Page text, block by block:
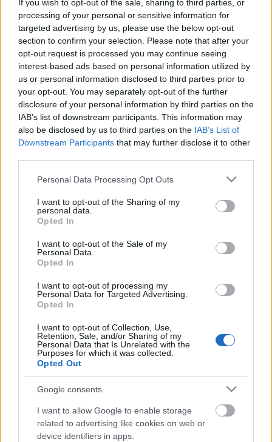
If you wish to opt-out of the sale, sharing to third parties, or
processing of your personal or sensitive information for
targeted advertising by us, please use the below opt-out
section to confirm your selection. Please note that after your
opt-out request is processed you may continue seeing
interest-based ads based on personal information utilized by
us or personal information disclosed to third parties prior to
your opt-out. You may separately opt-out of the further
disclosure of your personal information by third parties on the
IAB’s list of downstream participants. This information may
also be disclosed by us to third parties on the IAB’s List of
Downstream Participants that may further disclose it to other
Please note that this website/app uses one or more Google
not limited to your visit or usage behaviour. You may click to
grant or deny consent to Google and its third-party tags to
use your data for below specified purposes in below Google
consent section.
Personal Data Processing Opt Outs
I want to opt-out of the Sharing of my
personal data.
Opted In
I want to opt-out of the Sale of my
Personal Data.
Opted In
I want to opt-out of processing my
Personal Data for Targeted Advertising.
Opted In
I want to opt-out of Collection, Use,
Retention, Sale, and/or Sharing of my
Personal Data that Is Unrelated with the
Purposes for which it was collected.
Opted Out
Google consents
I want to allow Google to enable storage
related to advertising like cookies on web or
device identifiers in apps.
Fogadóóráimon, email levélben, telefonon egyre
többen, és egyre gyakrabban kezdtek el engem is
megkeresni, mikor lesz lakáspályázat? Az októberi
testületi ülésen interpelláció keretében hivatalosan
tettem fel a kérdést:
„Mi az indoka, vagy mi a magyarázata a fél
éves csúszásnak a pályázat kiírásában?
november 21-én érkezett Dr. Bajkai István
alpolgármester úrtól, annak az előterjesztésnek a
részeként, amiben a Pénzügyi és Kerületfejlesztési
Bizottság még egyszer döntött, de ezúttal már csak 8
(!!!) lakás pályázatra történő kiírásáról és – láss
csodát! – a pályázat szövegéről. Amúgy érdemi
válasz fenti kérdésekre nem érkezett.
Ma december 19-ét írunk, és még mindig nem került
kiírásra a pályázat, még a 8 lakásra sem. Már nincs
több kérdésem. Egyetértek azzal, amit Önök most
éppen gondolnak.
Kispál Tibor,önkormányzati képviselő